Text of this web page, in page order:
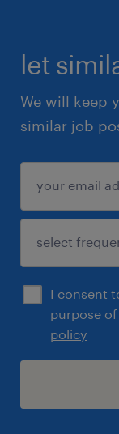
let
We will keep
similar job
I consent
purpose
policy